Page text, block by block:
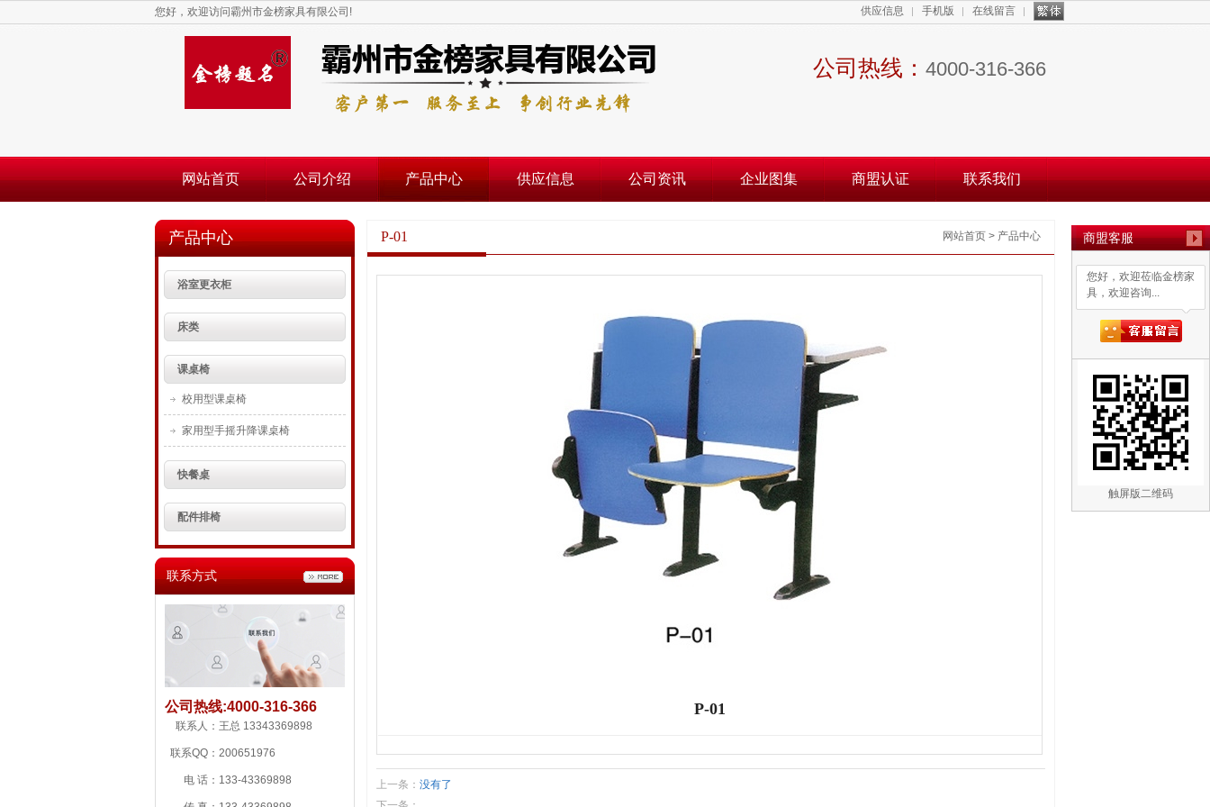
商盟客服
您好，欢迎莅临金榜家
具，欢迎咨询...
触屏版二维码
您好，欢迎访问霸州市金榜家具有限公司! 供应信息 手机版 在线留言
公司热线： 4000-316-366
网站首页 公司介绍 产品中心 供应信息 公司资讯 企业图集 商盟认证 联系我们
产品中心
浴室更衣柜
床类
课桌椅
校用型课桌椅
家用型手摇升降课桌椅
快餐桌
配件排椅
联系方式
公司热线:4000-316-366
联系人： 王总 13343369898
联系QQ： 200651976
电 话： 133-43369898
网站首页 > 产品中心
P-01
P-01
上一条： 没有了